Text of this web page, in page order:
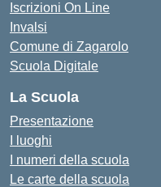
Iscrizioni On Line
Invalsi
Comune di Zagarolo
Scuola Digitale
La Scuola
Presentazione
I luoghi
I numeri della scuola
Le carte della scuola